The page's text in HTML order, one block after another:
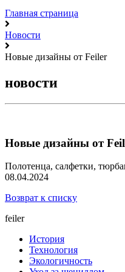
Главная страница
Новости
Новые дизайны от Feiler
новости
Новые дизайны от
Полотенца, салфетки,
08.04.2024
Возврат к списку
feiler
История
Технология
Экологичность